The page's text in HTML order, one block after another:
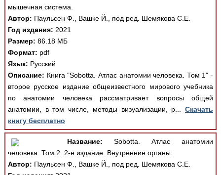
мышечная система.
Автор: Паульсен Ф., Вашке Й., под ред. Шемякова С.Е.
Год издания: 2021
Размер: 86.18 МБ
Формат: pdf
Язык: Русский
Описание: Книга "Sobotta. Атлас анатомии человека. Том 1" -
второе русское издание общеизвестного мирового учебника
по анатомии человека рассматривает вопросы общей
анатомии, в том числе, методы визуализации, р...Скачать
книгу бесплатно
Название: Sobotta. Атлас анатомии
человека. Том 2. 2-е издание. Внутренние органы.
Автор: Паульсен Ф., Вашке Й., под ред. Шемякова С.Е.